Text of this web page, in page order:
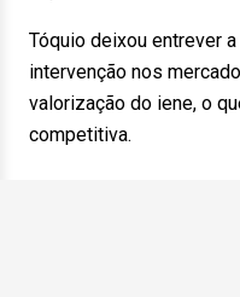
Tóquio deixou entrever
intervenção nos
valorização do iene, o
competitiva.